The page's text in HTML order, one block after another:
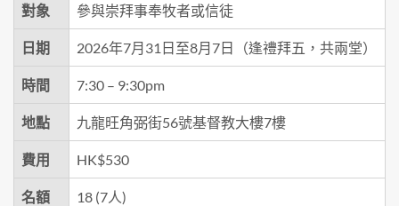
對象 參與崇拜事奉牧者或信徒
日期 2026年7月31日至8月7日（逢禮拜五，共兩堂）
時間 7:30 – 9:30pm
地點 九龍旺角弼街56號基督教大樓7樓
費用 HK$530
名額 18 (7人)